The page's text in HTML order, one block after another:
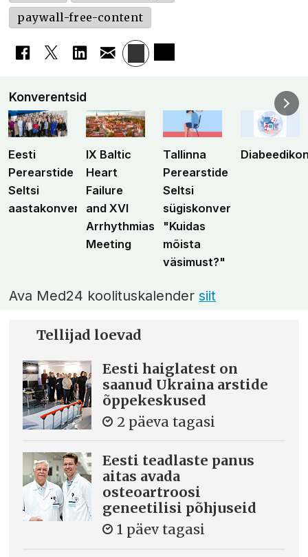
paywall-free-content
Konverentsid
Eesti
Perearstide
Seltsi
aastakonverents
IX Baltic
Heart
Failure
and XVI
Arrhythmias
Meeting
Tallinna
Perearstide
Seltsi
sügiskonverents
"Kuidas
mõista
väsimust?"
Ava Med24 koolituskalendersiit
Tellijad loevad
Eesti haiglatest on
saanud Ukraina arstide
õppekeskused
2 päeva tagasi
Eesti teadlaste panus
aitas avada
osteoartroosi
geneetilisi põhjuseid
1 päev tagasi